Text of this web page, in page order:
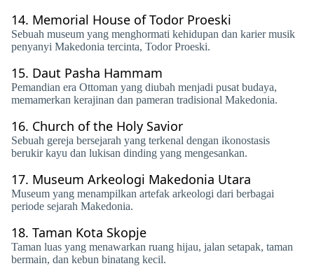
14. Memorial House of Todor Proeski
Sebuah museum yang menghormati kehidupan dan karier musik
penyanyi Makedonia tercinta, Todor Proeski.
15. Daut Pasha Hammam
Pemandian era Ottoman yang diubah menjadi pusat budaya,
memamerkan kerajinan dan pameran tradisional Makedonia.
16. Church of the Holy Savior
Sebuah gereja bersejarah yang terkenal dengan ikonostasis
berukir kayu dan lukisan dinding yang mengesankan.
17. Museum Arkeologi Makedonia Utara
Museum yang menampilkan artefak arkeologi dari berbagai
periode sejarah Makedonia.
18. Taman Kota Skopje
Taman luas yang menawarkan ruang hijau, jalan setapak, taman
bermain, dan kebun binatang kecil.